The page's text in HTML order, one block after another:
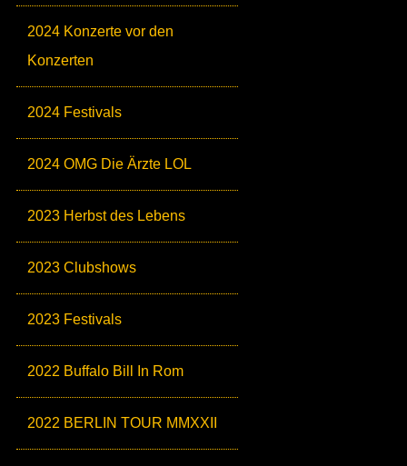
2024 Konzerte vor den
Konzerten
2024 Festivals
2024 OMG Die Ärzte LOL
2023 Herbst des Lebens
2023 Clubshows
2023 Festivals
2022 Buffalo Bill In Rom
2022 BERLIN TOUR MMXXII